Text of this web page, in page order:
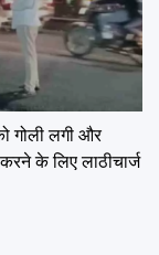
गोली लगी और
के लिए लाठीचार्ज